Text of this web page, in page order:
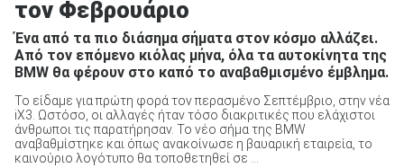
ΑΝΑΖΗΤΗΣΗ
τον Φεβρουάριο
Ένα από τα πιο διάσημα σήματα στον κόσμο αλλάζει.
Από τον επόμενο κιόλας μήνα, όλα τα αυτοκίνητα της
BMW θα φέρουν στο καπό το αναβαθμισμένο έμβλημα.
Το είδαμε για πρώτη φορά τον περασμένο Σεπτέμβριο, στην νέα
iX3. Ωστόσο, οι αλλαγές ήταν τόσο διακριτικές που ελάχιστοι
άνθρωποι τις παρατήρησαν. Το νέο σήμα της BMW
αναβαθμίστηκε και όπως ανακοίνωσε η βαυαρική εταιρεία, το
καινούριο λογότυπο θα τοποθετηθεί σε ...